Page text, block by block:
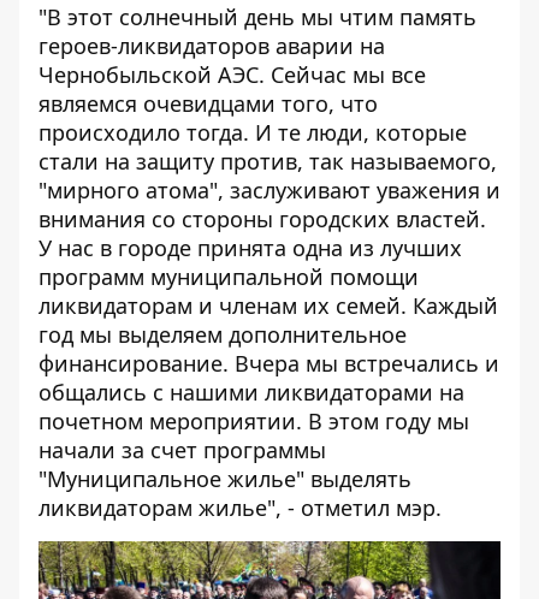
"В этот солнечный день мы чтим память
героев-ликвидаторов аварии на
Чернобыльской АЭС. Сейчас мы все
являемся очевидцами того, что
происходило тогда. И те люди, которые
стали на защиту против, так называемого,
"мирного атома", заслуживают уважения и
внимания со стороны городских властей.
У нас в городе принята одна из лучших
программ муниципальной помощи
ликвидаторам и членам их семей. Каждый
год мы выделяем дополнительное
финансирование. Вчера мы встречались и
общались с нашими ликвидаторами на
почетном мероприятии. В этом году мы
начали за счет программы
"Муниципальное жилье" выделять
ликвидаторам жилье", - отметил мэр.